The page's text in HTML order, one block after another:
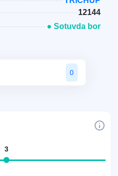
12144
● Sotuvda bor
0
3